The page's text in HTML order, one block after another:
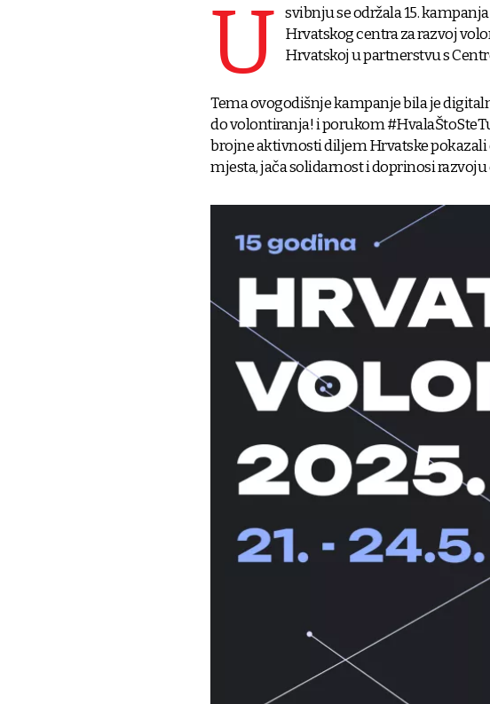
U svibnju se održala 15.
Hrvatskog centra za razvoj
Hrvatskoj u partnerstvu s
Tema ovogodišnje kampanje bila je
do volontiranja! i porukom
brojne aktivnosti diljem Hrvatske
mjesta, jača solidarnost i doprinosi